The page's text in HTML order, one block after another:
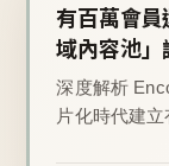
有百萬會
域內容池
深度解析
片化時代建立